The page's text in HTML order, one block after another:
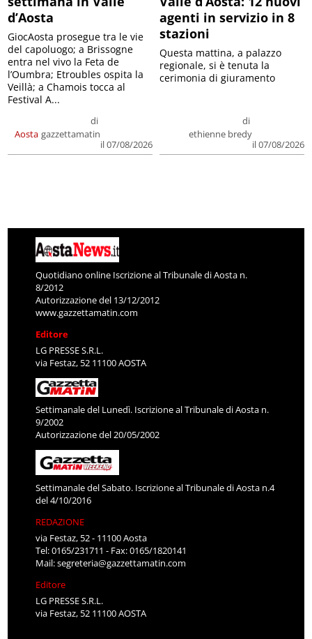
d’Aosta
Aosta
di
gazzettamatin
il 07/08/2026
GiocAosta prosegue tra le vie
del capoluogo; a Brissogne
entra nel vivo la Feta de
l’Oumbra; Etroubles ospita la
Veillà; a Chamois tocca al
Festival A...
agenti in servizio in 8
stazioni
di
ethienne bredy
il 07/08/2026
Questa mattina, a palazzo
regionale, si è tenuta la
cerimonia di giuramento
Quotidiano online Iscrizione al Tribunale di Aosta n.
8/2012
Autorizzazione del 13/12/2012
www.gazzettamatin.com
Editore
LG PRESSE S.R.L.
via Festaz, 52 11100 AOSTA
Settimanale del Lunedì. Iscrizione al Tribunale di Aosta n.
9/2002
Autorizzazione del 20/05/2002
Settimanale del Sabato. Iscrizione al Tribunale di Aosta n.4
del 4/10/2016
REDAZIONE
via Festaz, 52 - 11100 Aosta
Tel: 0165/231711 - Fax: 0165/1820141
Mail:segreteria@gazzettamatin.com
Editore
LG PRESSE S.R.L.
via Festaz, 52 11100 AOSTA